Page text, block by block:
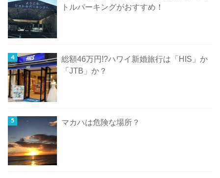
トルパーキングがおすすめ！
総額46万円!?ハワイ新婚旅行は「HIS」か
「JTB」か？
マカハは危険な場所？